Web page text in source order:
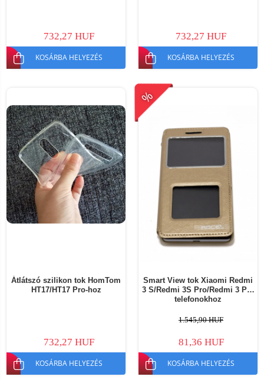
732,27 HUF
KOSÁRBA HELYEZÉS
732,27 HUF
KOSÁRBA HELYEZÉS
Átlátszó szilikon tok HomTom
HT17/HT17 Pro-hoz
732,27 HUF
KOSÁRBA HELYEZÉS
%
Smart View tok Xiaomi Redmi
3 S/Redmi 3S Pro/Redmi 3 Pro
telefonokhoz
1.545,90 HUF
81,36 HUF
KOSÁRBA HELYEZÉS